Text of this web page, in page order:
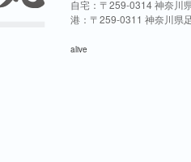
自宅：〒259-0314 神奈川
港：〒259-0311 神奈川県
alive